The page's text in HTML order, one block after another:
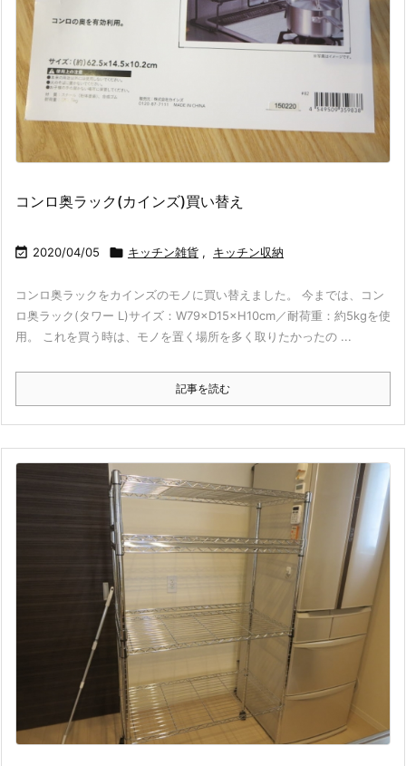
コンロ奥ラック(カインズ)買い替え
 2020/04/05  キッチン雑貨 , キッチン収納
コンロ奥ラックをカインズのモノに買い替えました。 今までは、コン
ロ奥ラック(タワー L)サイズ：W79×D15×H10cm／耐荷重：約5kgを使
用。 これを買う時は、モノを置く場所を多く取りたかったの ...
記事を読む